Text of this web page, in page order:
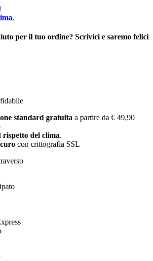
.
per il tuo ordine? Scrivici e saremo felici
standard gratuita a partire da € 49,90
rispetto del clima.
con crittografia SSL